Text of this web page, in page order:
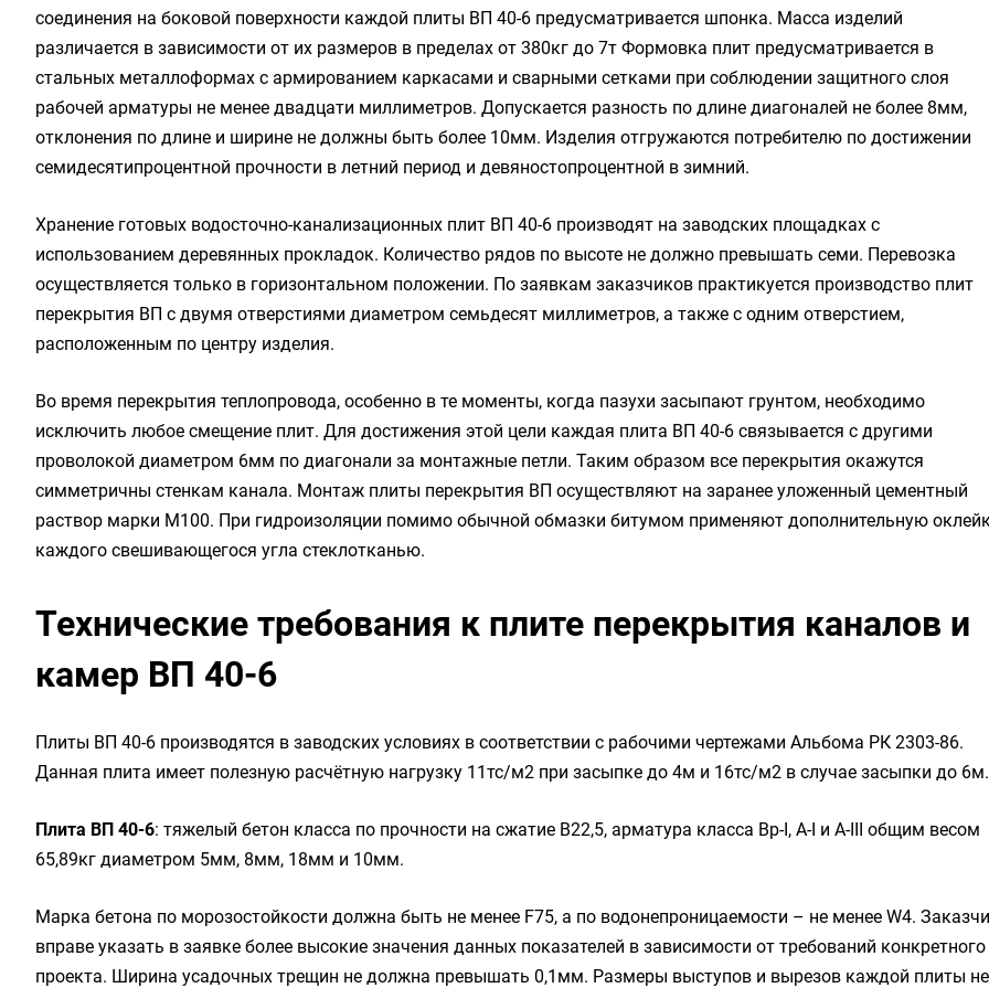
соединения на боковой поверхности каждой плиты ВП 40-6 предусматривается шпонка. Масса изделий
различается в зависимости от их размеров в пределах от 380кг до 7т Формовка плит предусматривается в
стальных металлоформах с армированием каркасами и сварными сетками при соблюдении защитного слоя
рабочей арматуры не менее двадцати миллиметров. Допускается разность по длине диагоналей не более 8мм,
отклонения по длине и ширине не должны быть более 10мм. Изделия отгружаются потребителю по достижении
семидесятипроцентной прочности в летний период и девяностопроцентной в зимний.
Хранение готовых водосточно-канализационных плит ВП 40-6 производят на заводских площадках с
использованием деревянных прокладок. Количество рядов по высоте не должно превышать семи. Перевозка
осуществляется только в горизонтальном положении. По заявкам заказчиков практикуется производство плит
перекрытия ВП с двумя отверстиями диаметром семьдесят миллиметров, а также с одним отверстием,
расположенным по центру изделия.
Во время перекрытия теплопровода, особенно в те моменты, когда пазухи засыпают грунтом, необходимо
исключить любое смещение плит. Для достижения этой цели каждая плита ВП 40-6 связывается с другими
проволокой диаметром 6мм по диагонали за монтажные петли. Таким образом все перекрытия окажутся
симметричны стенкам канала. Монтаж плиты перекрытия ВП осуществляют на заранее уложенный цементный
раствор марки М100. При гидроизоляции помимо обычной обмазки битумом применяют дополнительную
каждого свешивающегося угла стеклотканью.
Технические требования к плите перекрытия каналов и
камер ВП 40-6
Плиты ВП 40-6 производятся в заводских условиях в соответствии с рабочими чертежами Альбома РК 2303-86.
Данная плита имеет полезную расчётную нагрузку 11тс/м2 при засыпке до 4м и 16тс/м2 в случае засыпки до 6м.
Плита ВП 40-6: тяжелый бетон класса по прочности на сжатие B22,5, арматура класса Вр-I, А-I и А-III общим весом
65,89кг диаметром 5мм, 8мм, 18мм и 10мм.
Марка бетона по морозостойкости должна быть не менее F75, а по водонепроницаемости – не менее W4.
вправе указать в заявке более высокие значения данных показателей в зависимости от требований конкретного
проекта. Ширина усадочных трещин не должна превышать 0,1мм. Размеры выступов и вырезов каждой плиты не